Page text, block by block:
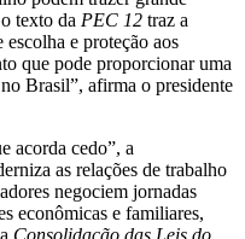
texto da PEC 12 traz a
e proteção aos
que pode proporcionar uma
Brasil”, afirma o presidente
acorda cedo”, a
as relações de trabalho
negociem jornadas
econômicas e familiares,
Consolidação das Leis do